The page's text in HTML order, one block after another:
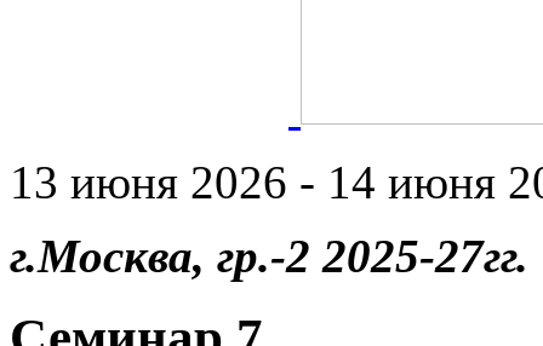
13 июня 2026 - 14 июня
г.Москва, гр.-2 2025-27гг.